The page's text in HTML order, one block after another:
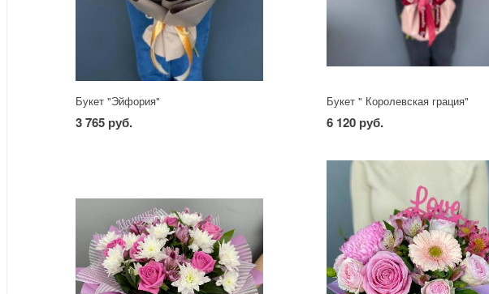
Букет "Эйфория"
3 765 руб.
Букет " Королевская грация"
6 120 руб.